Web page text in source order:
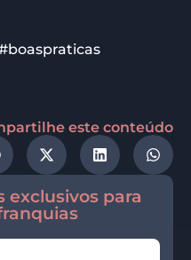
este conteúdo
exclusivos para